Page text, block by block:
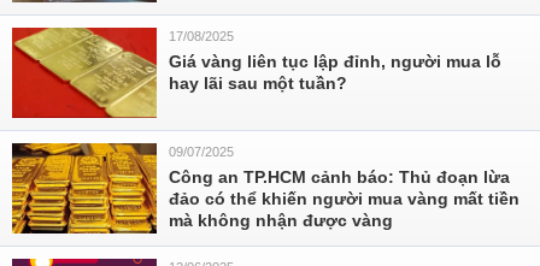
17/08/2025
Giá vàng liên tục lập đỉnh, người mua lỗ
hay lãi sau một tuần?
09/07/2025
Công an TP.HCM cảnh báo: Thủ đoạn lừa
đảo có thể khiến người mua vàng mất tiền
mà không nhận được vàng